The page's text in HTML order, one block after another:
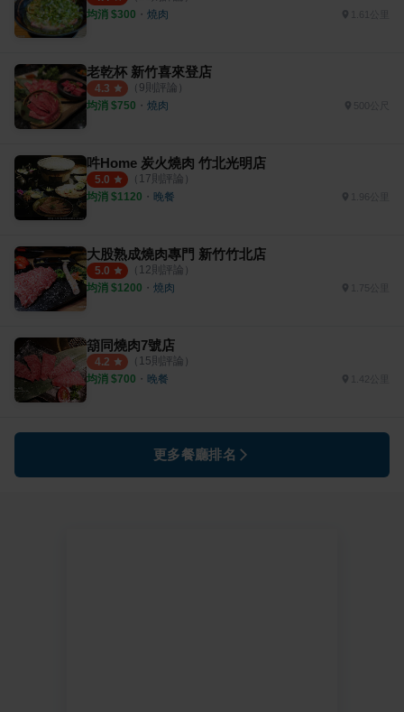
均消 $300 ・ 燒肉 1.61公里
老乾杯 新竹喜來登店
4.3 （ 9則評論）
均消 $750 ・ 燒肉 500公尺
吽Home 炭火燒肉 竹北光明店
5.0 （ 17則評論）
均消 $1120 ・ 晚餐 1.96公里
大股熟成燒肉專門 新竹竹北店
5.0 （ 12則評論）
均消 $1200 ・ 燒肉 1.75公里
箶同燒肉7號店
4.2 （ 15則評論）
均消 $700 ・ 晚餐 1.42公里
更多餐廳排名